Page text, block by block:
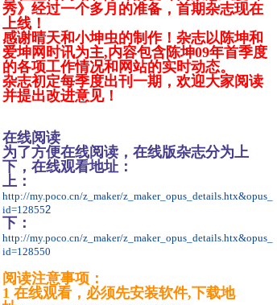
秀》经过一个多月的准备，首期杂志现在
上线！
感谢晴天和小坤虫的制作！杂志以陈坤和
爱坤网时讯为主,内容包含陈坤09年首季度
的各项工作情况和网站的实时动态。
杂志初定每季度出刊一期，欢迎大家阅读
并提出改进意见！
在线阅读
为了方便在线阅读，在线版杂志分为上
下，在线观看地址：
上：
http://my.poco.cn/z_maker/z_maker_opus_details.htx&opus_
id=128552
下：
http://my.poco.cn/z_maker/z_maker_opus_details.htx&opus_
id=128550
阅读注意事项：
1 在线观看，必须先安装软件,下载地